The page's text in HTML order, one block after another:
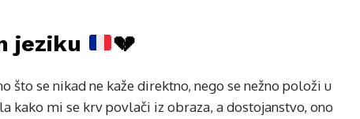
jeziku 💔
što se nikad ne kaže direktno, nego se nežno položi u
kako mi se krv povlači iz obraza, a dostojanstvo, ono